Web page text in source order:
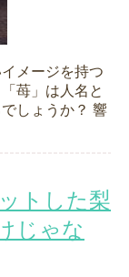
メージを持つ
苺」は人名と
しょうか？ 響
トした梨
じゃな